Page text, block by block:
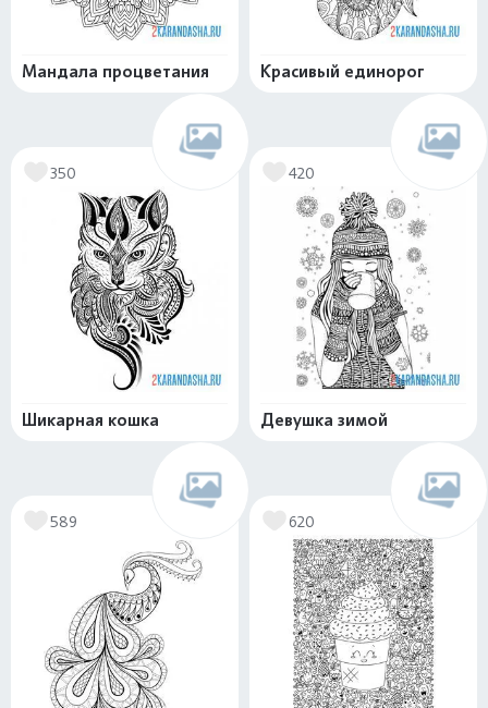
Мандала процветания Красивый единорог
350
Шикарная кошка
420
Девушка зимой
589 620